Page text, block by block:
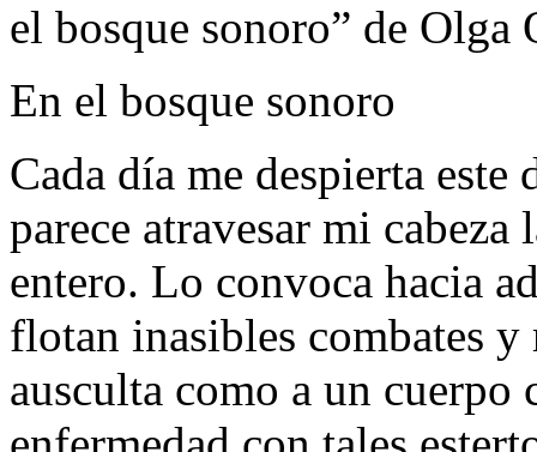
el bosque sonoro” de Olga
En el bosque sonoro
Cada día me despierta este
parece atravesar mi
entero. Lo convoca hacia
flotan inasibles combates
ausculta como a un cuerpo